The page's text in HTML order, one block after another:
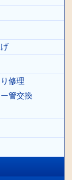
修理
管交換